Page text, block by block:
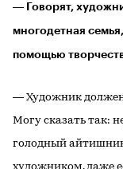
― Говорят,
многодетная
помощью
― Художник должен
Могу сказать так:
голодный